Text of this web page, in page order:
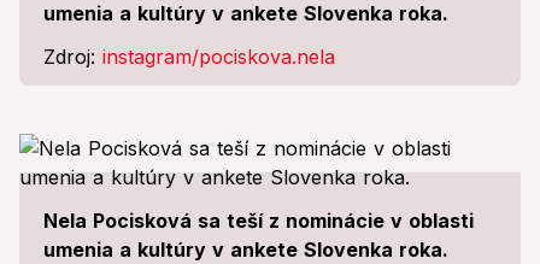
umenia a kultúry v ankete Slovenka roka.
Zdroj: instagram/pociskova.nela
Nela Pocisková sa teší z nominácie v oblasti
umenia a kultúry v ankete Slovenka roka.